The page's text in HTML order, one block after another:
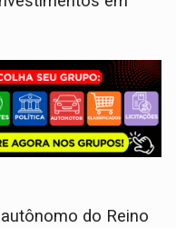
do Reino